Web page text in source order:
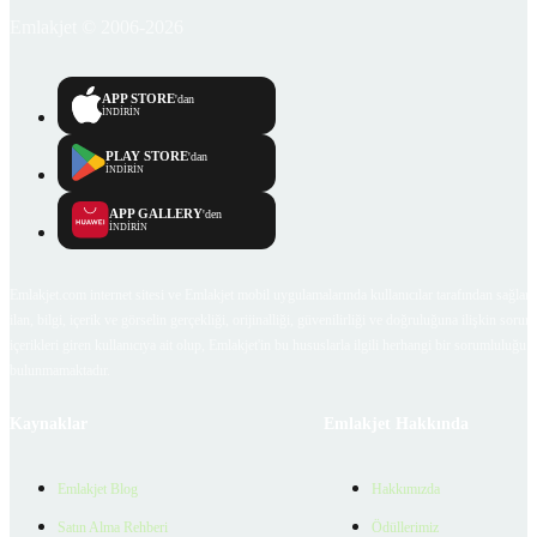
APP STORE'dan
İNDİRİN
PLAY STORE'dan
İNDİRİN
APP GALLERY'den
İNDİRİN
Emlakjet Blog
Satın Alma Rehberi
Hakkımızda
Ödüllerimiz